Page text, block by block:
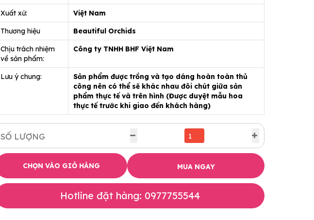
Xuất xứ: Việt Nam
Thương hiệu Beautiful Orchids
Chịu trách nhiệm
về sản phẩm:
Công ty TNHH BHF Việt Nam
Lưu ý chung:
Sản phẩm được trồng và tạo dáng hoàn toàn thủ
công nên có thể sẽ khác nhau đôi chút giữa sản
phẩm thực tế và trên hình (Được duyệt mẫu hoa
thực tế trước khi giao đến khách hàng)
SỐ LƯỢNG
CHỌN VÀO GIỎ HÀNG MUA NGAY
Hotline đặt hàng: 0977755544